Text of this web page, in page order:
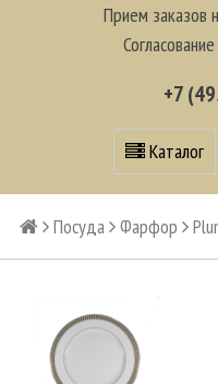
Прием заказов
+7
Каталог
Посуда Фарфор